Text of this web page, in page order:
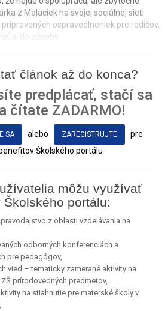
z Malaciek na svojej sociálnej sieti
ospravedlneniek pre rodičov,
aj do zásoby.
článok až do konca?
predplácať, stačí sa
čítate ZADARMO!
SA alebo ZAREGISTRUJTE
pre
Školského portálu
môžu využívať
portálu:
z oblasti vzdelávania na
odborných konferenciách a
pre pedagógov,
vied – tematicky zamerané aktivity na
prírodovedných predmetov,
na stiahnutie pre materské školy v